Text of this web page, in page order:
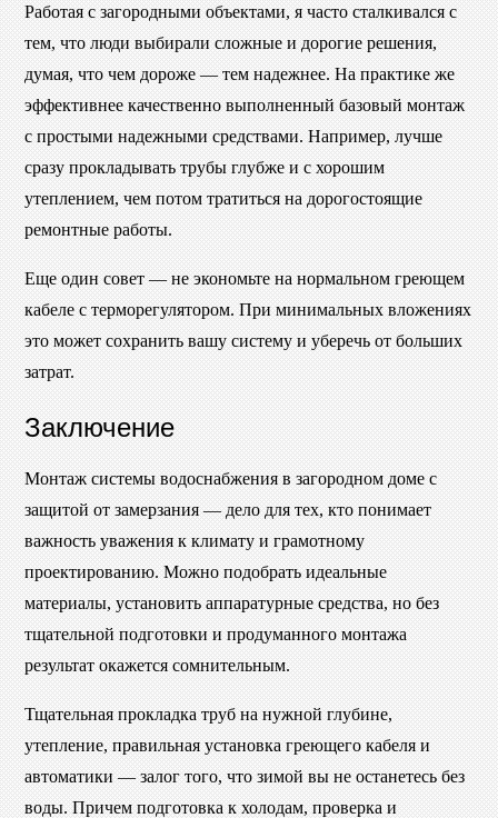
Работая с загородными объектами, я часто сталкивался с
тем, что люди выбирали сложные и дорогие решения,
думая, что чем дороже — тем надежнее. На практике же
эффективнее качественно выполненный базовый монтаж
с простыми надежными средствами. Например, лучше
сразу прокладывать трубы глубже и с хорошим
утеплением, чем потом тратиться на дорогостоящие
ремонтные работы.
Еще один совет — не экономьте на нормальном греющем
кабеле с терморегулятором. При минимальных вложениях
это может сохранить вашу систему и уберечь от больших
затрат.
Заключение
Монтаж системы водоснабжения в загородном доме с
защитой от замерзания — дело для тех, кто понимает
важность уважения к климату и грамотному
проектированию. Можно подобрать идеальные
материалы, установить аппаратурные средства, но без
тщательной подготовки и продуманного монтажа
результат окажется сомнительным.
Тщательная прокладка труб на нужной глубине,
утепление, правильная установка греющего кабеля и
автоматики — залог того, что зимой вы не останетесь без
воды. Причем подготовка к холодам, проверка и